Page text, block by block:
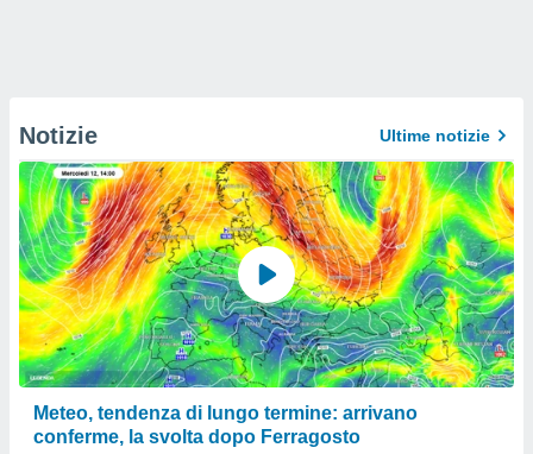
Notizie Ultime notizie
Meteo, tendenza di lungo termine: arrivano
conferme, la svolta dopo Ferragosto